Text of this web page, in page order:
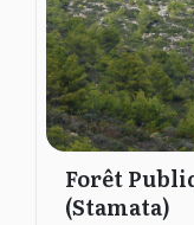
Forêt
(Stamata)